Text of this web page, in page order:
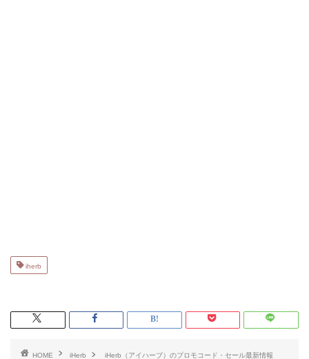
iherb
HOME iHerb iHerb（アイハーブ）のプロモコード・セール最新情報